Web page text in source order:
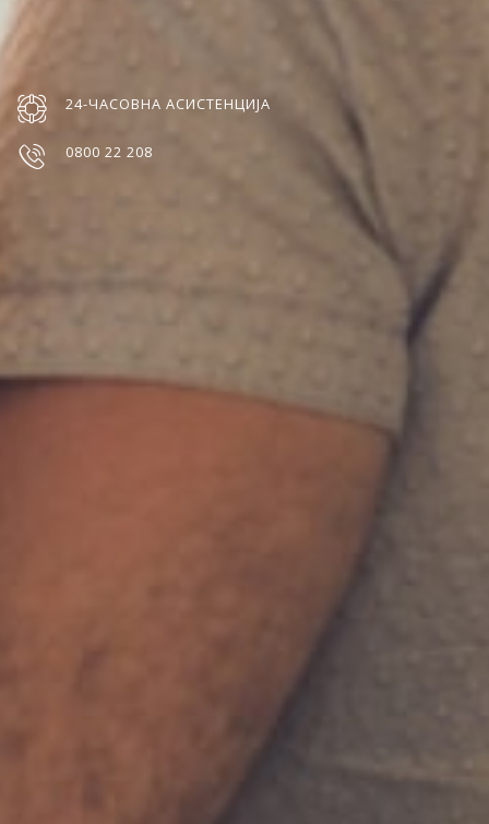
24-ЧАСОВНА АСИСТЕНЦИЈА
0800 22 208